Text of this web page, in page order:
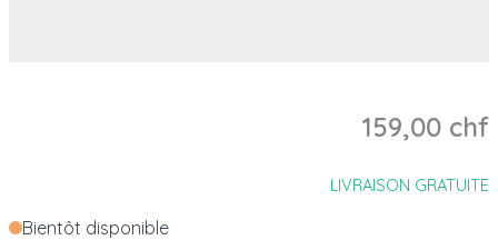
159,00 chf
LIVRAISON GRATUITE
Bientôt disponible